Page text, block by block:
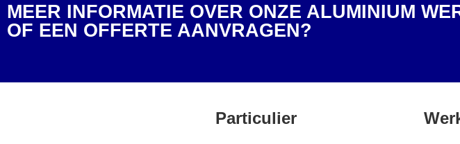
MEER INFORMATIE OVER ONZE ALUMINIUM
OF EEN OFFERTE AANVRAGEN?
Particulier